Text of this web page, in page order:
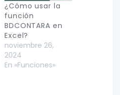
¿Cómo usar la
función
BDCONTARA en
Excel?
noviembre 26,
2024
En «Funciones»